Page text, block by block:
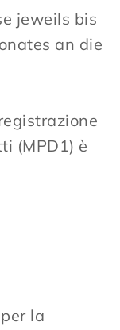
jeweils bis
an die
(MPD1) è
la